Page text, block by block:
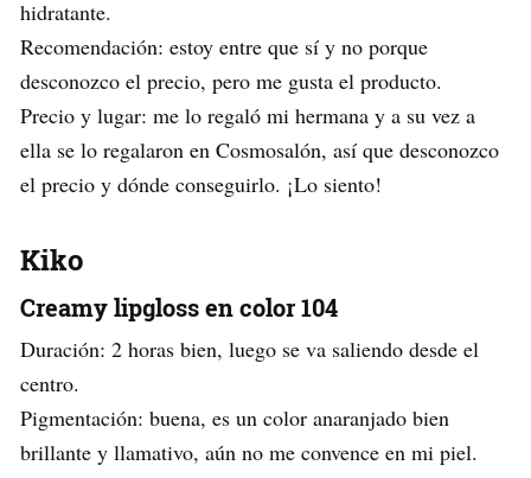
hidratante.
Recomendación: estoy entre que sí y no porque
desconozco el precio, pero me gusta el producto.
Precio y lugar: me lo regaló mi hermana y a su vez a
ella se lo regalaron en Cosmosalón, así que desconozco
el precio y dónde conseguirlo. ¡Lo siento!
Kiko
Creamy lipgloss en color 104
Duración: 2 horas bien, luego se va saliendo desde el
centro.
Pigmentación: buena, es un color anaranjado bien
brillante y llamativo, aún no me convence en mi piel.